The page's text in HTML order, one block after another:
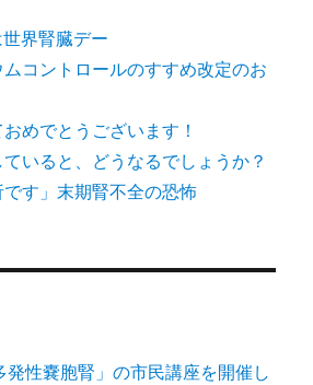
界腎臓デー
コントロールのすすめ改定のお
めでとうございます！
いると、どうなるでしょうか？
です」末期腎不全の恐怖
発性嚢胞腎」の市民講座を開催し